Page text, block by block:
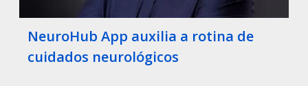
NeuroHub App auxilia a rotina de
cuidados neurológicos